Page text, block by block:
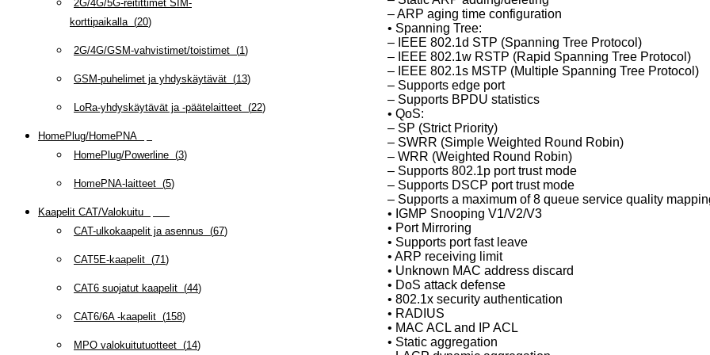
2G/4G/5G-reitittimet SIM-
korttipaikalla (20)
2G/4G/GSM-vahvistimet/toistimet (1)
GSM-puhelimet ja yhdyskäytävät (13)
LoRa-yhdyskäytävät ja -päätelaitteet (22)
HomePlug/HomePNA
HomePlug/Powerline (3)
HomePNA-laitteet (5)
Kaapelit CAT/Valokuitu
CAT-ulkokaapelit ja asennus (67)
CAT5E-kaapelit (71)
CAT6 suojatut kaapelit (44)
CAT6/6A -kaapelit (158)
MPO valokuitutuotteet (14)
– ARP aging time configuration
• Spanning Tree:
– IEEE 802.1d STP (Spanning Tree Protocol)
– IEEE 802.1w RSTP (Rapid Spanning Tree Protocol)
– IEEE 802.1s MSTP (Multiple Spanning Tree Protocol)
– Supports edge port
– Supports BPDU statistics
• QoS:
– SP (Strict Priority)
– SWRR (Simple Weighted Round Robin)
– WRR (Weighted Round Robin)
– Supports 802.1p port trust mode
– Supports DSCP port trust mode
– Supports a maximum of 8 queue service quality
• IGMP Snooping V1/V2/V3
• Port Mirroring
• Supports port fast leave
• ARP receiving limit
• Unknown MAC address discard
• DoS attack defense
• 802.1x security authentication
• RADIUS
• MAC ACL and IP ACL
• Static aggregation